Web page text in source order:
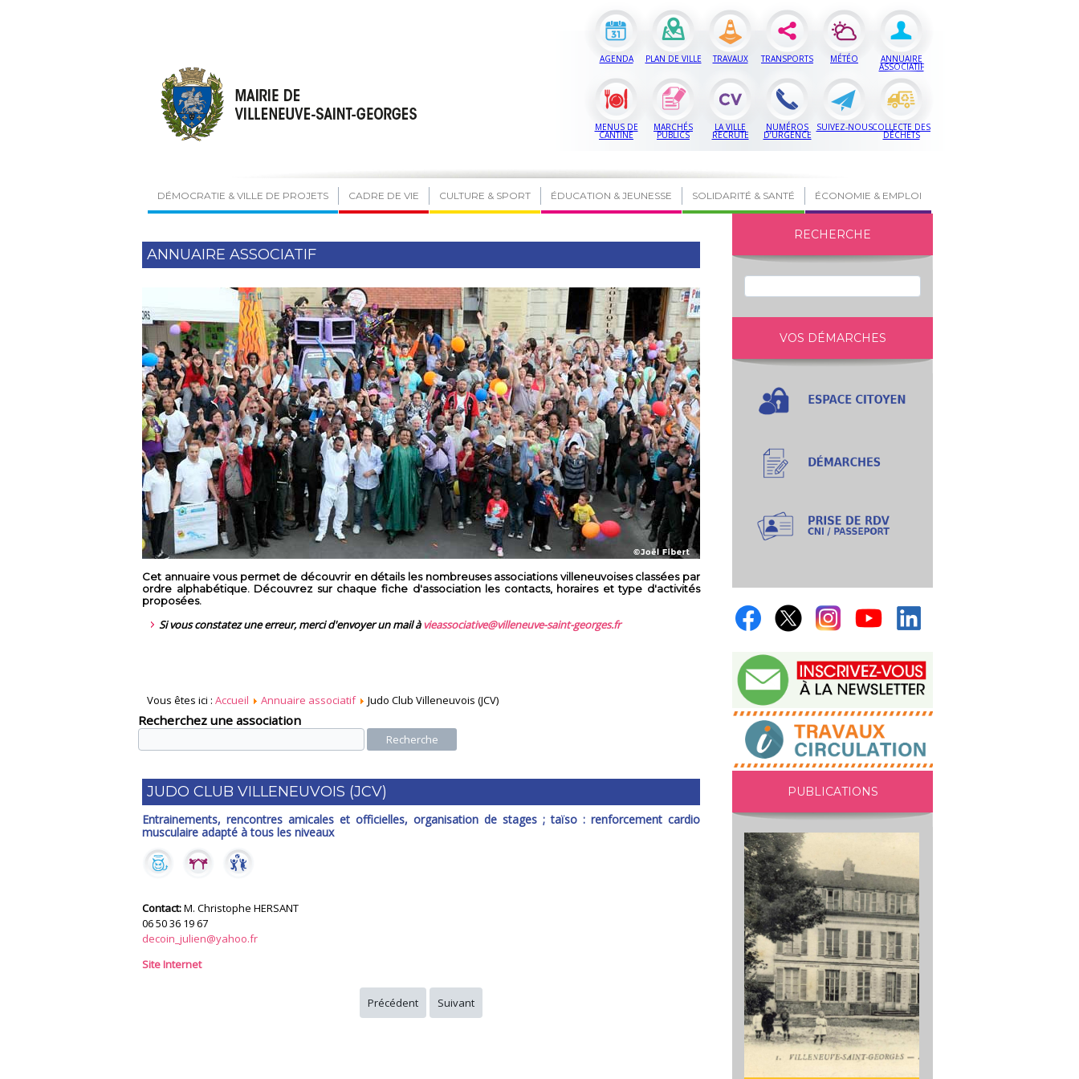
AGENDA PLAN DE VILLE TRAVAUX TRANSPORTS MÉTÉO ANNUAIRE
ASSOCIATIF
MENUS DE
CANTINE
MARCHÉS
PUBLICS
LA VILLE
RECRUTE
NUMÉROS
D’URGENCE
SUIVEZ-NOUSCOLLECTE DES
DÉCHETS
DÉMOCRATIE & VILLE DE PROJETS CADRE DE VIE CULTURE & SPORT ÉDUCATION & JEUNESSE SOLIDARITÉ & SANTÉ ÉCONOMIE & EMPLOI
ANNUAIRE ASSOCIATIF
Cet annuaire vous permet de découvrir en détails les nombreuses associations villeneuvoises classées par
ordre alphabétique. Découvrez sur chaque fiche d'association les contacts, horaires et type d'activités
proposées.
Si vous constatez une erreur, merci d'envoyer un mail àvieassociative@villeneuve-saint-georges.fr
Vous êtes ici : Accueil Annuaire associatif Judo Club Villeneuvois (JCV)
Recherchez une association
Recherche
JUDO CLUB VILLENEUVOIS (JCV)
Entrainements, rencontres amicales et officielles, organisation de stages ; taïso : renforcement cardio
musculaire adapté à tous les niveaux
Contact:M. Christophe HERSANT
06 50 36 19 67
decoin_julien@yahoo.fr
Site Internet
Précédent Suivant
RECHERCHE
VOS DÉMARCHES
PUBLICATIONS